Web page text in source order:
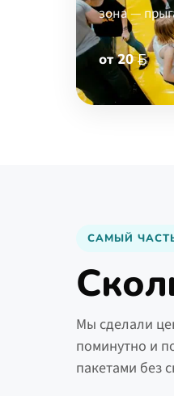
зона —
от20
САМЫЙ
Мы сделали
поминутно и
пакетами без